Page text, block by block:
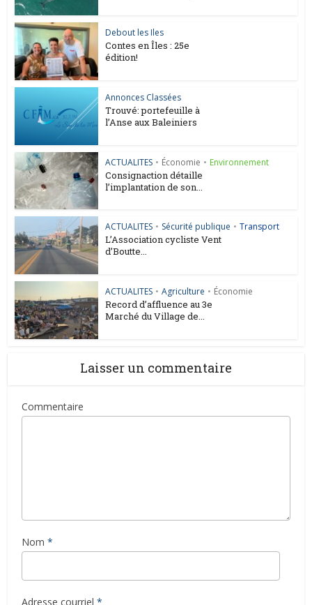
Debout les Iles
Contes en Îles : 25e
édition!
Annonces Classées
Trouvé: portefeuille à
l’Anse aux Baleiniers
ACTUALITES • Économie • Environnement
Consignaction détaille
l’implantation de son...
ACTUALITES • Sécurité publique • Transport
L’Association cycliste Vent
d’Boutte...
ACTUALITES • Agriculture • Économie
Record d’affluence au 3e
Marché du Village de...
Laisser un commentaire
Commentaire
Nom *
Adresse courriel *